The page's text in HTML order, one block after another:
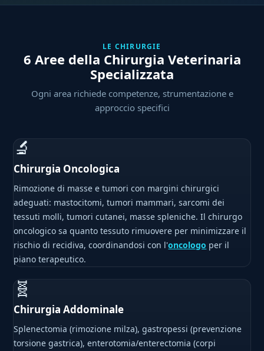
LE CHIRURGIE
6 Aree della Chirurgia Veterinaria
Specializzata
Ogni area richiede competenze, strumentazione e
approccio specifici
🔬
Chirurgia Oncologica
Rimozione di masse e tumori con margini chirurgici
adeguati: mastocitomi, tumori mammari, sarcomi dei
tessuti molli, tumori cutanei, masse spleniche. Il chirurgo
oncologico sa quanto tessuto rimuovere per minimizzare il
rischio di recidiva, coordinandosi con l'oncologo per il
piano terapeutico.
🧬
Chirurgia Addominale
Splenectomia (rimozione milza), gastropessi (prevenzione
torsione gastrica), enterotomia/enterectomia (corpi